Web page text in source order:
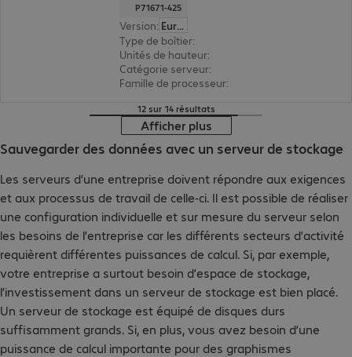
P71671-425
Version:
Europe
Type de boîtier:
Unités de hauteur:
Catégorie serveur:
Famille de processeur:
12 sur 14 résultats
Afficher plus
Sauvegarder des données avec un serveur de stockage
Les serveurs d’une entreprise doivent répondre aux exigences
et aux processus de travail de celle-ci. Il est possible de réaliser
une configuration individuelle et sur mesure du serveur selon
les besoins de l’entreprise car les différents secteurs d’activité
requièrent différentes puissances de calcul. Si, par exemple,
votre entreprise a surtout besoin d’espace de stockage,
l’investissement dans un serveur de stockage est bien placé.
Un serveur de stockage est équipé de disques durs
suffisamment grands. Si, en plus, vous avez besoin d’une
puissance de calcul importante pour des graphismes